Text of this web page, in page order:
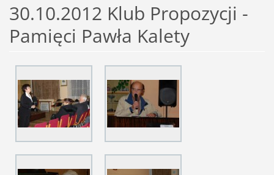
30.10.2012 Klub Propozycji -
Pamięci Pawła Kalety